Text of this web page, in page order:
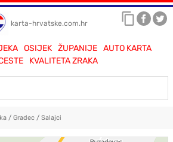
karta-hrvatske.com.hr
OSIJEK ŽUPANIJE
AUTO KARTA
KVALITETA ZRAKA
/ Gradec/ Salajci